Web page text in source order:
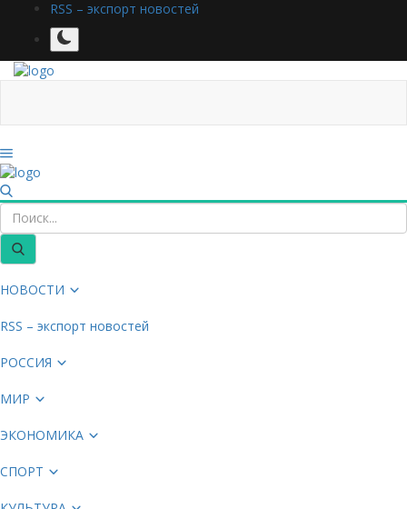
RSS – экспорт новостей
НОВОСТИ
RSS – экспорт новостей
РОССИЯ
МИР
ЭКОНОМИКА
СПОРТ